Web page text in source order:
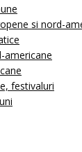
si nord-
americane
festivaluri